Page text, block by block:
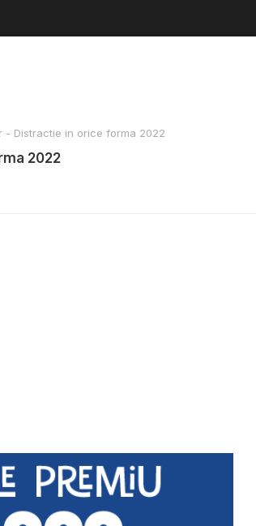
- Distractie in orice forma 2022
2022